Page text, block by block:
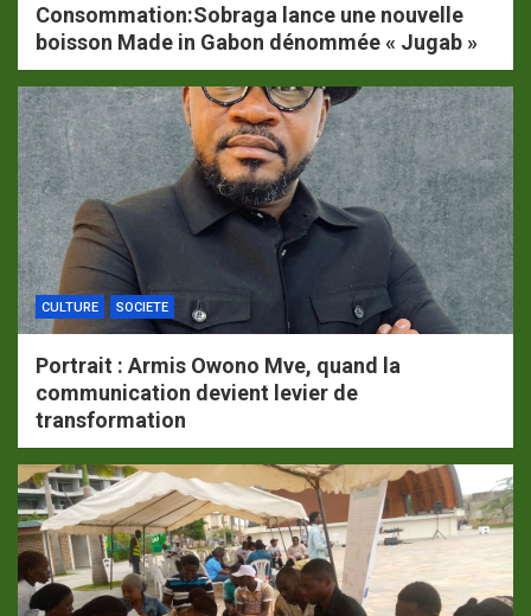
Consommation:Sobraga lance une nouvelle
boisson Made in Gabon dénommée « Jugab »
CULTURE SOCIETE
Portrait : Armis Owono Mve, quand la
communication devient levier de
transformation